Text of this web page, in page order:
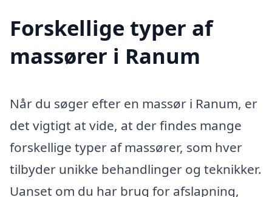
Forskellige typer af
massører i Ranum
Når du søger efter en massør i Ranum, er
det vigtigt at vide, at der findes mange
forskellige typer af massører, som hver
tilbyder unikke behandlinger og teknikker.
Uanset om du har brug for afslapning,